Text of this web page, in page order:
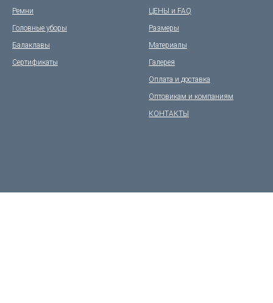
Ремни
Головные уборы
Балаклавы
Сертификаты
ЦЕНЫ и FAQ
Размеры
Материалы
Галерея
Оплата и доставка
Оптовикам и компаниям
КОНТАКТЫ